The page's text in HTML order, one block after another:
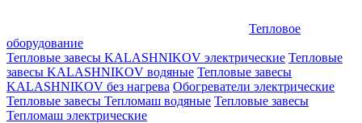
Тепловое
оборудование
Тепловые завесы KALASHNIKOV электрические Тепловые
завесы KALASHNIKOV водяные Тепловые завесы
KALASHNIKOV без нагрева Обогреватели электрические
Тепловые завесы Тепломаш водяные Тепловые завесы
Тепломаш электрические